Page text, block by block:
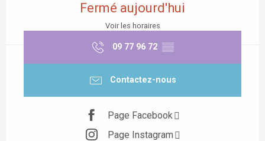
Fermé aujourd'hui
Voir les horaires
09 77 96 72 ▒▒
Contactez-nous
Page Facebook
Page Instagram